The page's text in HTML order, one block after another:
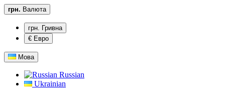
грн. Валюта
грн. Гривна
€ Евро
Мова
Russian
Ukrainian